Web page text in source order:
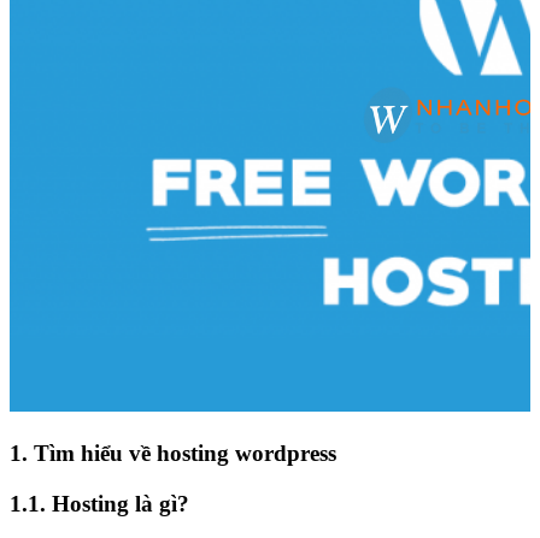
1. Tìm hiểu về hosting wordpress
1.1. Hosting là gì?